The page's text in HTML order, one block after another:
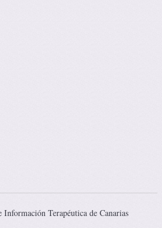
Terapéutica de Canarias